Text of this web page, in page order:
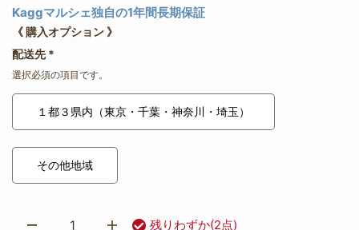
Kaggマルシェ独自の1年間長期保証
《 購入オプション 》
配送先*
選択必須の項目です。
１都３県内（東京・千葉・神奈川・埼玉）
その他地域
残りわずか(2点)